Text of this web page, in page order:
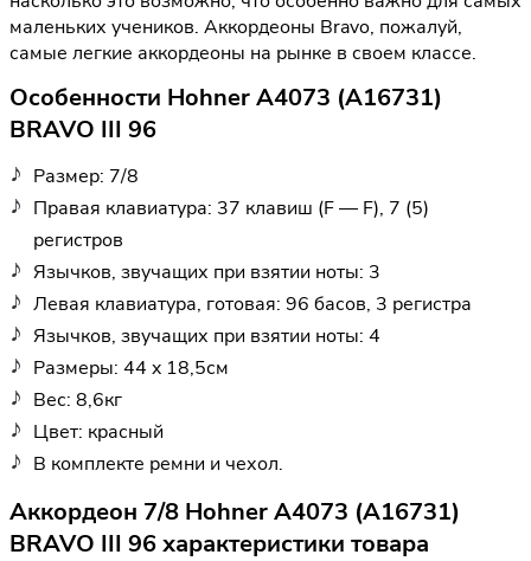
маленьких учеников. Аккордеоны Bravo, пожалуй,
самые легкие аккордеоны на рынке в своем классе.
Особенности Hohner A4073 (A16731)
BRAVO III 96
Размер: 7/8
Правая клавиатура: 37 клавиш (F — F), 7 (5)
регистров
Язычков, звучащих при взятии ноты: 3
Левая клавиатура, готовая: 96 басов, 3 регистра
Язычков, звучащих при взятии ноты: 4
Размеры: 44 x 18,5см
Вес: 8,6кг
Цвет: красный
В комплекте ремни и чехол.
Аккордеон 7/8 Hohner A4073 (A16731)
BRAVO III 96 характеристики товара